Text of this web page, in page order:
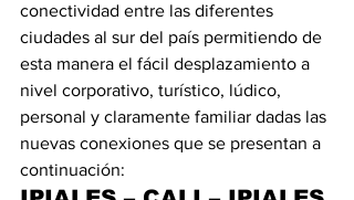
conectividad entre las diferentes
ciudades al sur del país permitiendo de
esta manera el fácil desplazamiento a
nivel corporativo, turístico, lúdico,
personal y claramente familiar dadas las
nuevas conexiones que se presentan a
continuación: